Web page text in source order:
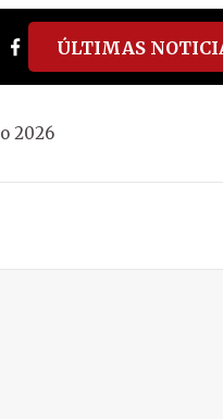
facebook
tiktokyoutube
spotify
ÚLTIMAS
2026